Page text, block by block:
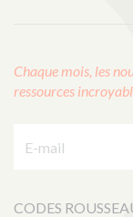
Chaque mois, les
ressources
CODES